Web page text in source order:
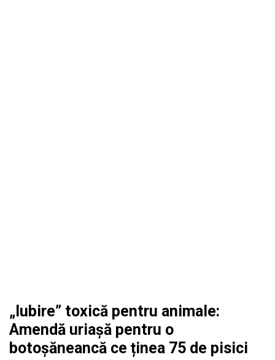
„Iubire” toxică pentru animale:
Amendă uriașă pentru o
botoșăneancă ce ținea 75 de pisici